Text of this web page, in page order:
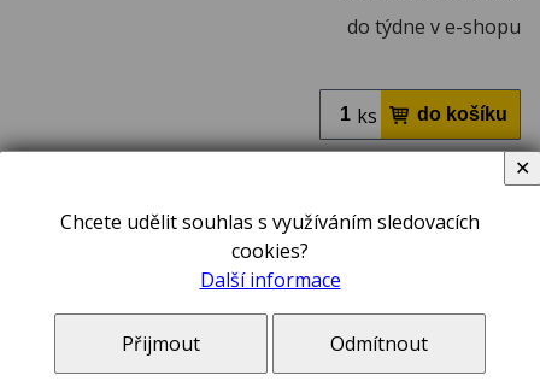
do týdne v e-shopu
ks
bez aku a nabíječky
Popis
Řetězová pila 18 V DEWALT s bezuhlíkovým motorem – DCM565N
Chcete udělit souhlas s využíváním sledovacích
cookies?
Další informace
Přijmout Odmítnout
✕